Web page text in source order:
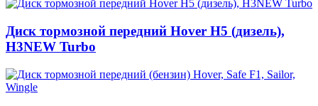
Диск тормозной передний Hover Н5 (дизель),
H3NEW Turbo